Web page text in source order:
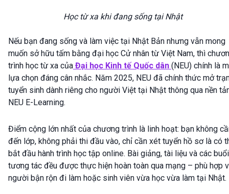
Học từ xa khi đang sống tại Nhật
Nếu bạn đang sống và làm việc tại Nhật Bản nhưng vẫn mong
muốn sở hữu tấm bằng đại học Cử nhân từ Việt Nam, thì
trình học từ xa của Đại học Kinh tế Quốc dân (NEU) chính là
lựa chọn đáng cân nhắc. Năm 2025, NEU đã chính thức mở
tuyển sinh dành riêng cho người Việt tại Nhật thông qua nền
NEU E-Learning.
Điểm cộng lớn nhất của chương trình là linh hoạt: bạn không
đến lớp, không phải thi đầu vào, chỉ cần xét tuyển hồ sơ là có
bắt đầu hành trình học tập online. Bài giảng, tài liệu và các buổi
tương tác đều được thực hiện hoàn toàn qua mạng – phù hợp
người bận rộn đi làm hoặc sinh viên vừa học vừa làm tại Nhật.